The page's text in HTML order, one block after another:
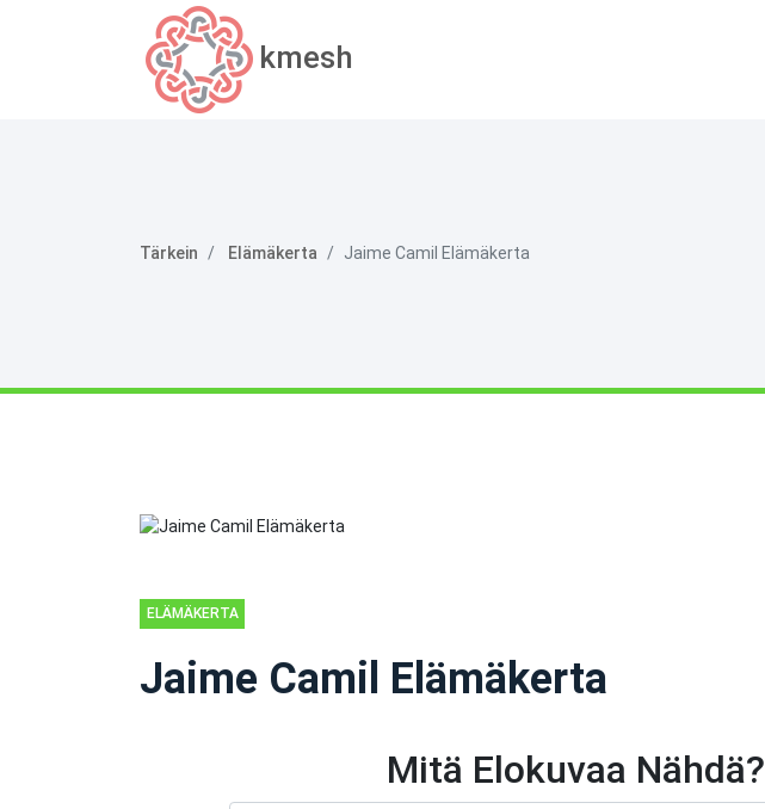
kmesh
Tärkein Elämäkerta Jaime Camil Elämäkerta
ELÄMÄKERTA
Jaime Camil Elämäkerta
Mitä Elokuvaa Nähdä?